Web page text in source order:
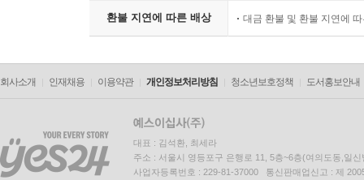
환불 지연에 따른 배상 대금 환불 및 환불 지연에
회사소개 인재채용 이용약관 개인정보처리방침 청소년보호정책 도서홍보안내
대표 : 김석환, 최세라
주소 : 서울시 영등포구 은행로 11, 5층~6층(여의도동,일신
사업자등록번호 : 229-81-37000 통신판매업신고 : 제